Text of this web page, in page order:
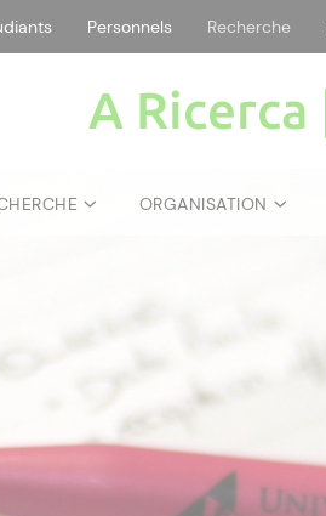
Personnels Recherche
A Ricerca |
ORGANISATION